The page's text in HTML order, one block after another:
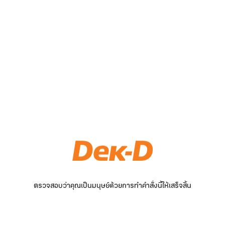
ตรวจสอบว่าคุณเป็นมนุษย์ด้วยการทำคำสั่งนี้ให้เสร็จสิ้น